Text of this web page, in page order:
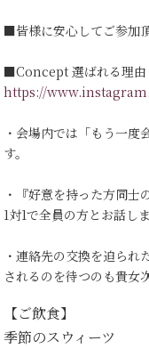
■皆様に安心してご参加
■Concept 選ばれる理
https://
・会場内では「もう一
す。
・『好意を持った方同士
1対1で全員の方とお話し
・連絡先の交換を迫ら
されるのを待つのも貴女
【ご飲食】
季節のスウィーツ